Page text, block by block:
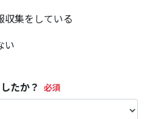
収集をしている
い
たか？